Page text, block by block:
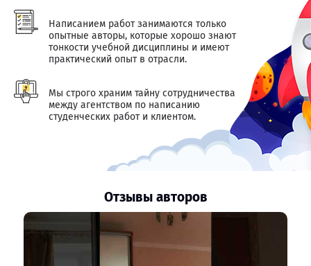
Написанием работ занимаются только
опытные авторы, которые хорошо знают
тонкости учебной дисциплины и имеют
практический опыт в отрасли.
Мы строго храним тайну сотрудничества
между агентством по написанию
студенческих работ и клиентом.
Отзывы авторов